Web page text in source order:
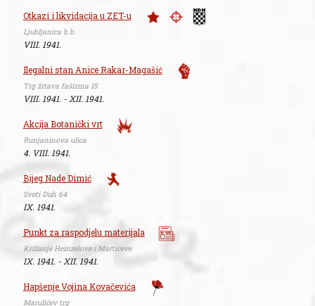
Otkazi i likvidacija u ZET-u
Ljubljanica b.b.
VIII. 1941.
Ilegalni stan Anice Rakar-Magašić
Trg žrtava fašizma 15
VIII. 1941. - XII. 1941.
Akcija Botanički vrt
Runjaninova ulica
4. VIII. 1941.
Bijeg Nade Dimić
Sveti Duh 64
IX. 1941.
Punkt za raspodjelu materijala
Križanje Heinzelove i Martićeve
IX. 1941. - XII. 1941.
Hapšenje Vojina Kovačevića
Marulićev trg